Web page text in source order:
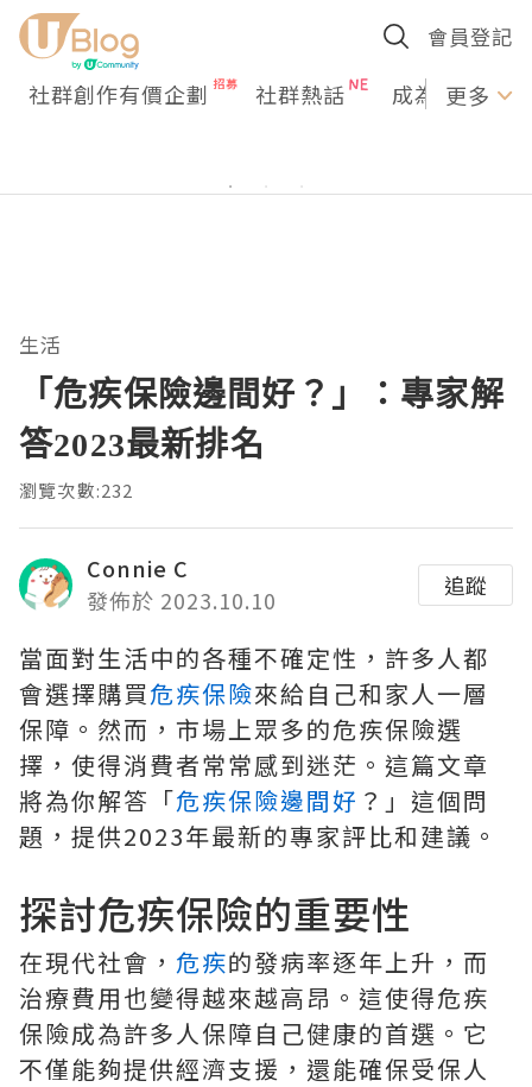
會員登記
社群創作有價企劃 社群熱話 成為U更多
生活
「危疾保險邊間好？」：專家解
答2023最新排名
瀏覽次數:232
Connie C
發佈於 2023.10.10
追蹤
當面對生活中的各種不確定性，許多人都
會選擇購買危疾保險來給自己和家人一層
保障。然而，市場上眾多的危疾保險選
擇，使得消費者常常感到迷茫。這篇文章
將為你解答「危疾保險邊間好 ？」這個問
題，提供2023年最新的專家評比和建議。
探討危疾保險的重要性
在現代社會， 危疾的發病率逐年上升，而
治療費用也變得越來越高昂。這使得危疾
保險成為許多人保障自己健康的首選。它
不僅能夠提供經濟支援，還能確保受保人